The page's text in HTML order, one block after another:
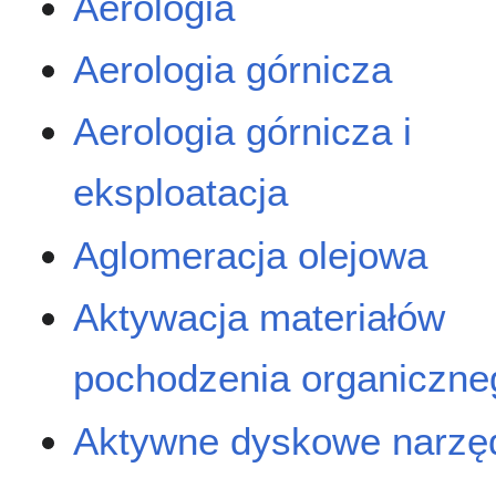
Aerologia górnicza
Aerologia górnicza i
eksploatacja
Aglomeracja olejowa
Aktywacja materiałów
pochodzenia
Aktywne dyskowe